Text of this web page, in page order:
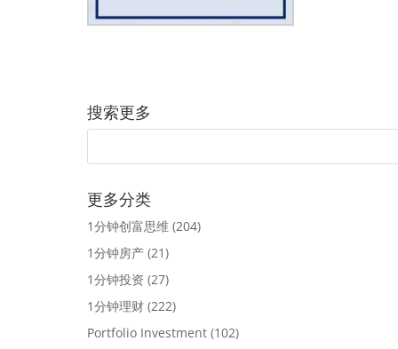
搜索更多
更多分类
1分钟创富思维 (204)
1分钟房产 (21)
1分钟投资 (27)
1分钟理财 (222)
Portfolio Investment (102)